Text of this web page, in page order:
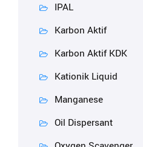
IPAL
Karbon Aktif
Karbon Aktif KDK
Kationik Liquid
Manganese
Oil Dispersant